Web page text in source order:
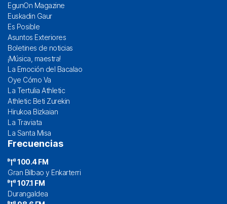
EgunOn Magazine
Euskadin Gaur
Es Posible
Asuntos Exteriores
Boletines de noticias
¡Música, maestra!
La Emoción del Bacalao
Oye Cómo Va
La Tertulia Athletic
Athletic Beti Zurekin
Hirukoa Bizkaian
La Traviata
La Santa Misa
Frecuencias
100.4 FM
Gran Bilbao y Enkarterri
107.1 FM
Durangaldea